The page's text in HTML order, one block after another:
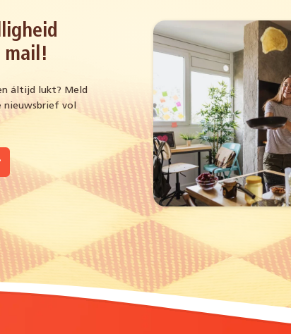
mail!
áltijd lukt? Meld
nieuwsbrief vol